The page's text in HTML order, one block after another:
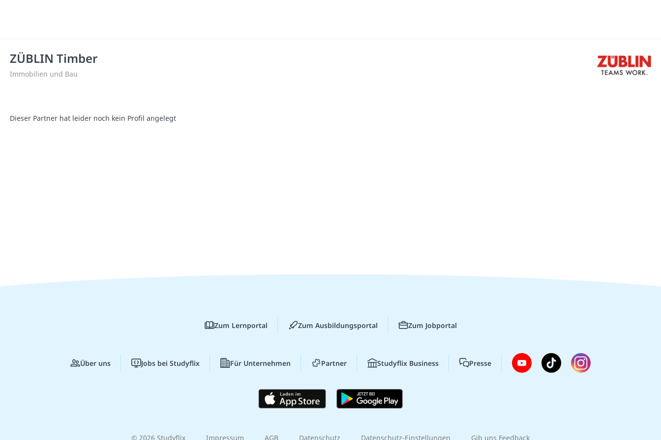
ZÜBLIN Timber
Immobilien und Bau
Dieser Partner hat leider noch kein Profil angelegt
Zum Lernportal Zum Ausbildungsportal Zum Jobportal
Über uns Jobs bei Studyflix Für Unternehmen Partner Studyflix Business Presse
© 2026 Studyflix Impressum AGB Datenschutz Datenschutz-Einstellungen Gib uns Feedback